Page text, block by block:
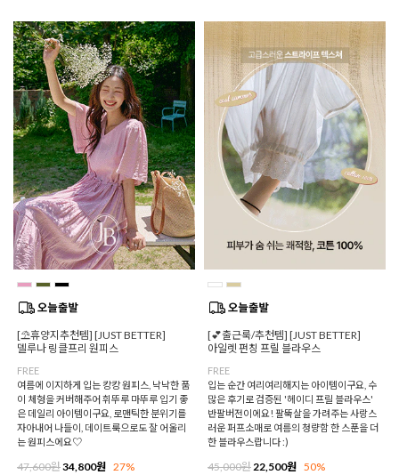
[⛱️휴양지추천템] [JUST BETTER]
델루나 링클프리 원피스
FREE
여름에 이지하게 입는 캉캉 원피스, 낙낙한 품
이 체형을 커버해주어 휘뚜루 마뚜루 입기 좋
은 데일리 아이템이구요, 로맨틱한 분위기를
자아내어 나들이, 데이트룩으로도 잘 어울리
는 원피스에요♡
47,600원34,800원 27%
[💕출근룩/추천템] [JUST BETTER]
아일렛 펀칭 프릴 블라우스
FREE
입는 순간 여리여리해지는 아이템이구요, 수
많은 후기로 검증된 '헤이디 프릴 블라우스'
반팔버전이에요! 팔뚝살을 가려주는 사랑스
러운 퍼프소매로 여름의 청량함 한 스푼을 더
한 블라우스랍니다 :)
45,000원22,500원 50%